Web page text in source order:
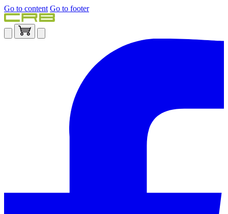
Go to content Go to footer